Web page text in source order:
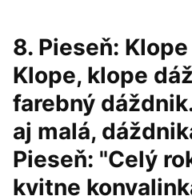
8. Pieseň:
Klope, klope
farebný
aj malá,
Pieseň: "Celý
kvitne